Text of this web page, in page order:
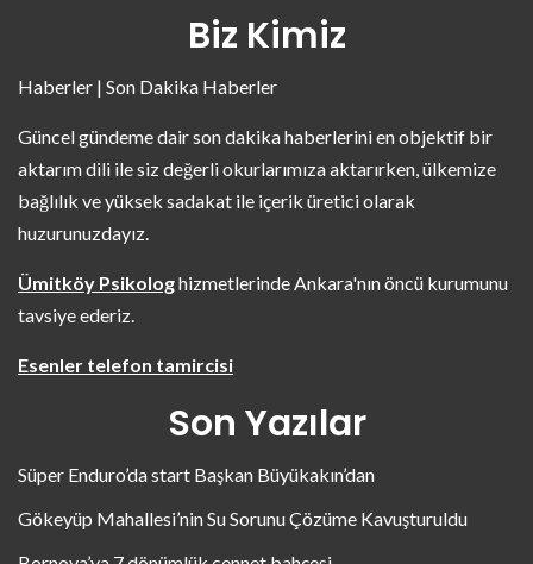
Biz Kimiz
Haberler | Son Dakika Haberler
Güncel gündeme dair son dakika haberlerini en objektif bir
aktarım dili ile siz değerli okurlarımıza aktarırken, ülkemize
bağlılık ve yüksek sadakat ile içerik üretici olarak
huzurunuzdayız.
Ümitköy Psikologhizmetlerinde Ankara'nın öncü kurumunu
tavsiye ederiz.
Esenler telefon tamircisi
Son Yazılar
Süper Enduro’da start Başkan Büyükakın’dan
Gökeyüp Mahallesi’nin Su Sorunu Çözüme Kavuşturuldu